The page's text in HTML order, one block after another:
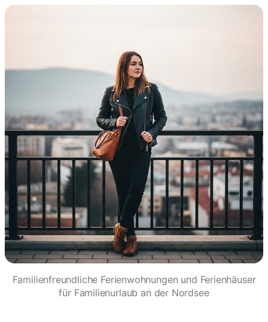
Familienfreundliche Ferienwohnungen und Ferienhäuser
für Familienurlaub an der Nordsee